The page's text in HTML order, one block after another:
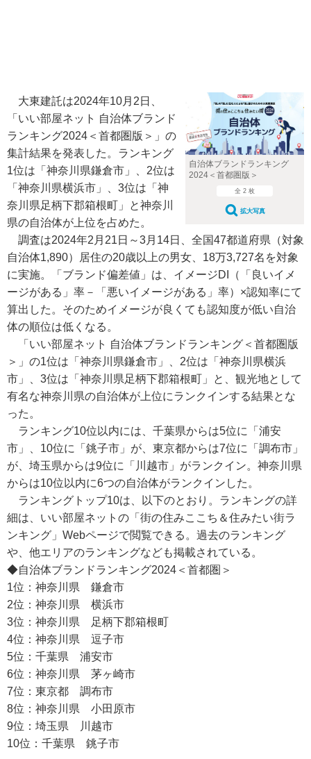
自治体ブランドランキング
2024＜首都圏版＞
全 2 枚
拡大写真
大東建託は2024年10月2日、
「いい部屋ネット 自治体ブランド
ランキング2024＜首都圏版＞」の
集計結果を発表した。ランキング
1位は「神奈川県鎌倉市」、2位は
「神奈川県横浜市」、3位は「神
奈川県足柄下郡箱根町」と神奈川
県の自治体が上位を占めた。
調査は2024年2月21日～3月14日、全国47都道府県（対象
自治体1,890）居住の20歳以上の男女、18万3,727名を対象
に実施。「ブランド偏差値」は、イメージDI（「良いイメ
ージがある」率－「悪いイメージがある」率）×認知率にて
算出した。そのためイメージが良くても認知度が低い自治
体の順位は低くなる。
「いい部屋ネット 自治体ブランドランキング＜首都圏版
＞」の1位は「神奈川県鎌倉市」、2位は「神奈川県横浜
市」、3位は「神奈川県足柄下郡箱根町」と、観光地として
有名な神奈川県の自治体が上位にランクインする結果とな
った。
ランキング10位以内には、千葉県からは5位に「浦安
市」、10位に「銚子市」が、東京都からは7位に「調布市」
が、埼玉県からは9位に「川越市」がランクイン。神奈川県
からは10位以内に6つの自治体がランクインした。
ランキングトップ10は、以下のとおり。ランキングの詳
細は、いい部屋ネットの「街の住みここち＆住みたい街ラ
ンキング」Webページで閲覧できる。過去のランキング
や、他エリアのランキングなども掲載されている。
◆自治体ブランドランキング2024＜首都圏＞
1位：神奈川県 鎌倉市
2位：神奈川県 横浜市
3位：神奈川県 足柄下郡箱根町
4位：神奈川県 逗子市
5位：千葉県 浦安市
6位：神奈川県 茅ヶ崎市
7位：東京都 調布市
8位：神奈川県 小田原市
9位：埼玉県 川越市
10位：千葉県 銚子市